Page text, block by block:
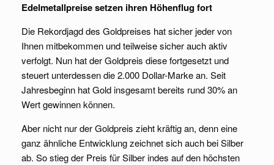
Edelmetallpreise setzen ihren Höhenflug fort
Die Rekordjagd des Goldpreises hat sicher jeder von
Ihnen mitbekommen und teilweise sicher auch aktiv
verfolgt. Nun hat der Goldpreis diese fortgesetzt und
steuert unterdessen die 2.000 Dollar-Marke an. Seit
Jahresbeginn hat Gold insgesamt bereits rund 30% an
Wert gewinnen können.
Aber nicht nur der Goldpreis zieht kräftig an, denn eine
ganz ähnliche Entwicklung zeichnet sich auch bei Silber
ab. So stieg der Preis für Silber indes auf den höchsten